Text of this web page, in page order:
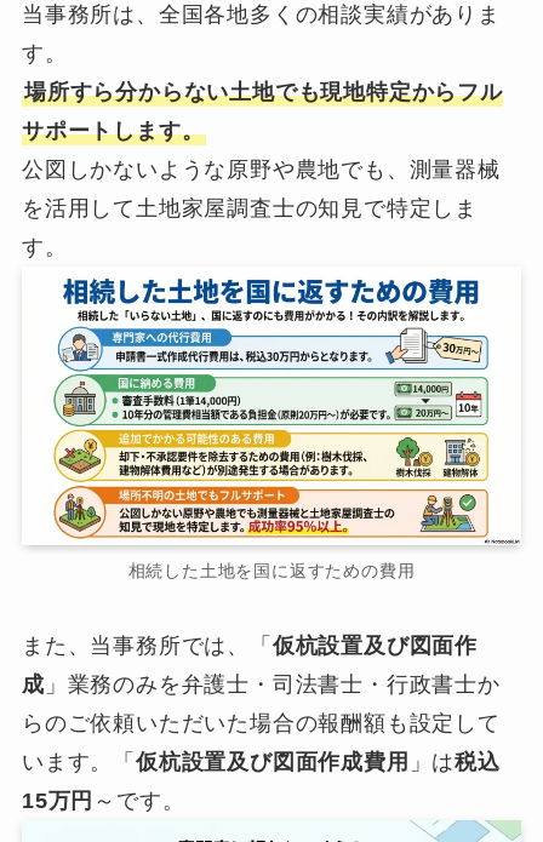
当事務所は、全国各地多くの相談実績がありま
す。
場所すら分からない土地でも現地特定からフル
サポートします。
公図しかないような原野や農地でも、測量器械
を活用して土地家屋調査士の知見で特定しま
す。
相続した土地を国に返すための費用
また、当事務所では、「 仮杭設置及び図面作
成 」業務のみを弁護士・司法書士・行政書士か
らのご依頼いただいた場合の報酬額も設定して
います。「 仮杭設置及び図面作成費用 」は税込
15万円 ～です。